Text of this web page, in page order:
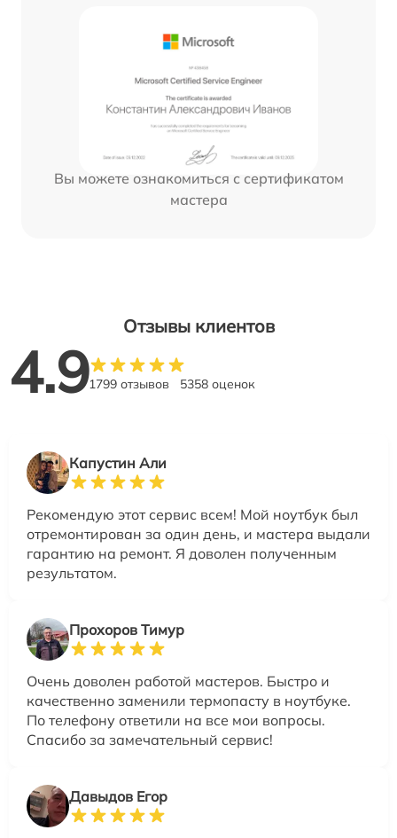
Вы можете ознакомиться с сертификатом
мастера
Отзывы клиентов
4.91799 отзывов 5358 оценок
Капустин Али
Рекомендую этот сервис всем! Мой ноутбук был
отремонтирован за один день, и мастера выдали
гарантию на ремонт. Я доволен полученным
результатом.
Прохоров Тимур
Очень доволен работой мастеров. Быстро и
качественно заменили термопасту в ноутбуке.
По телефону ответили на все мои вопросы.
Спасибо за замечательный сервис!
Давыдов Егор